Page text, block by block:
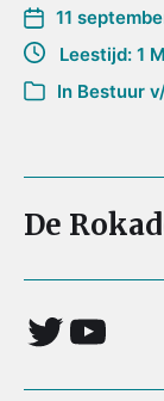
11
Leestijd: 1
In Bestuur
De